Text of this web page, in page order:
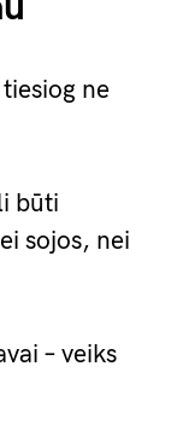
ne
būti
sojos, nei
– veiks